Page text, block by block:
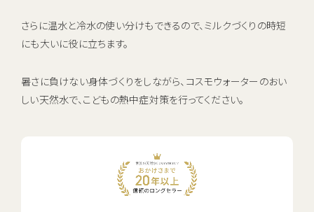
さらに温水と冷水の使い分けもできるので、ミルクづくりの時短
にも大いに役に立ちます。
暑さに負けない身体づくりをしながら、コスモウォーターのおい
しい天然水で、こどもの熱中症対策を行ってください。